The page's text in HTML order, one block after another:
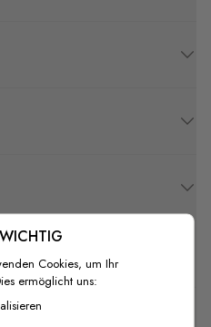
Cookies, um Ihr
ermöglicht uns: